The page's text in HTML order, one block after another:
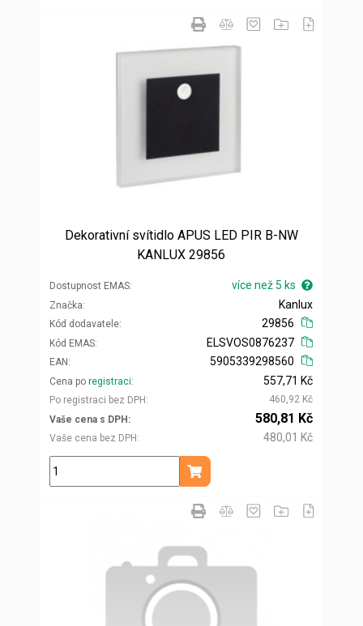
Dekorativní svítidlo APUS LED PIR B-NW
KANLUX 29856
Dostupnost EMAS více než 5 ks
Značka
Kód dodavatele
Kanlux
29856
Kód EMAS
EAN
ELSVOS0876237
5905339298560
Cena po registraci
Po registraci bez DPH
557,71 Kč
460,92 Kč
Vaše cena s DPH
Vaše cena bez DPH
580,81 Kč
480,01 Kč
ks
Přidat do košíku